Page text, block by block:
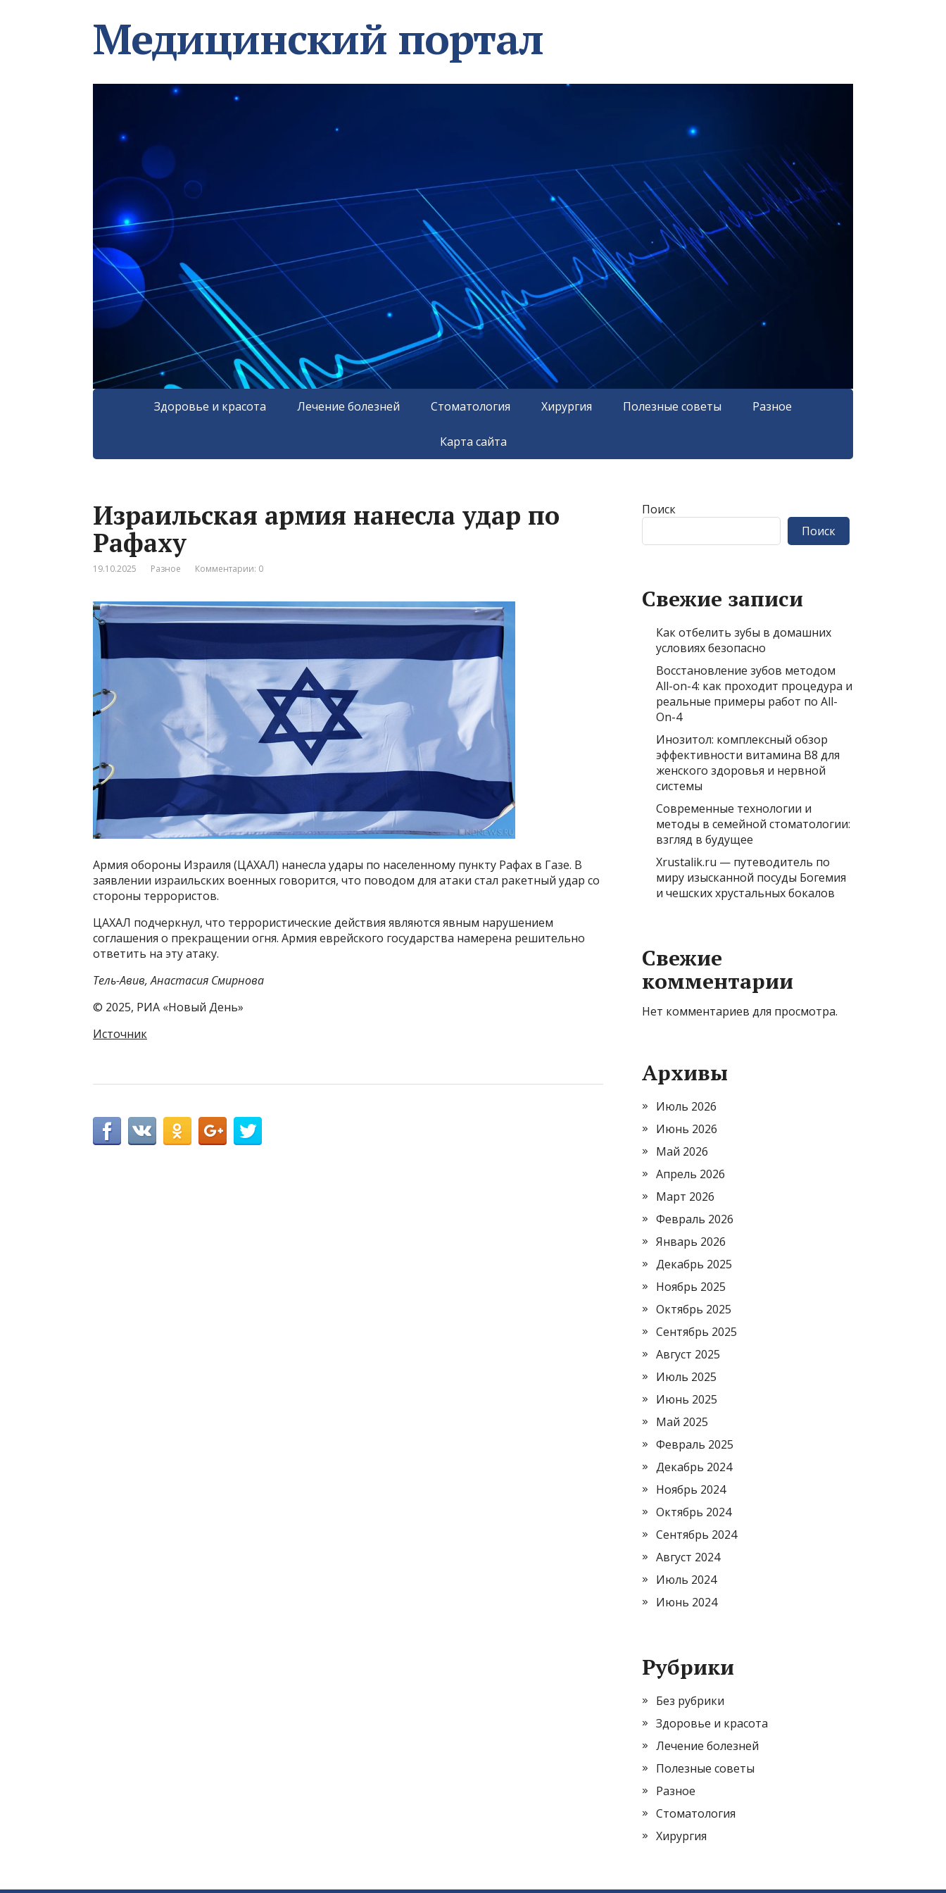
Медицинский портал
Здоровье и красота Лечение болезней Стоматология Хирургия Полезные советы Разное
Карта сайта
Израильская армия нанесла удар по
Рафаху
19.10.2025 Разное Комментарии: 0
Армия обороны Израиля (ЦАХАЛ) нанесла удары по населенному пункту Рафах в Газе. В
заявлении израильских военных говорится, что поводом для атаки стал ракетный удар со
стороны террористов.
ЦАХАЛ подчеркнул, что террористические действия являются явным нарушением
соглашения о прекращении огня. Армия еврейского государства намерена решительно
ответить на эту атаку.
Тель-Авив, Анастасия Смирнова
© 2025, РИА «Новый День»
Источник
Поиск
Поиск
Свежие записи
Как отбелить зубы в домашних
условиях безопасно
Восстановление зубов методом
All-on-4: как проходит процедура и
реальные примеры работ по All-
On-4
Инозитол: комплексный обзор
эффективности витамина B8 для
женского здоровья и нервной
системы
Современные технологии и
методы в семейной стоматологии:
взгляд в будущее
Xrustalik.ru — путеводитель по
миру изысканной посуды Богемия
и чешских хрустальных бокалов
Свежие
комментарии
Нет комментариев для просмотра.
Архивы
Июль 2026
Июнь 2026
Май 2026
Апрель 2026
Март 2026
Февраль 2026
Январь 2026
Декабрь 2025
Ноябрь 2025
Октябрь 2025
Сентябрь 2025
Август 2025
Июль 2025
Июнь 2025
Май 2025
Февраль 2025
Декабрь 2024
Ноябрь 2024
Октябрь 2024
Сентябрь 2024
Август 2024
Июль 2024
Июнь 2024
Рубрики
Без рубрики
Здоровье и красота
Лечение болезней
Полезные советы
Разное
Стоматология
Хирургия